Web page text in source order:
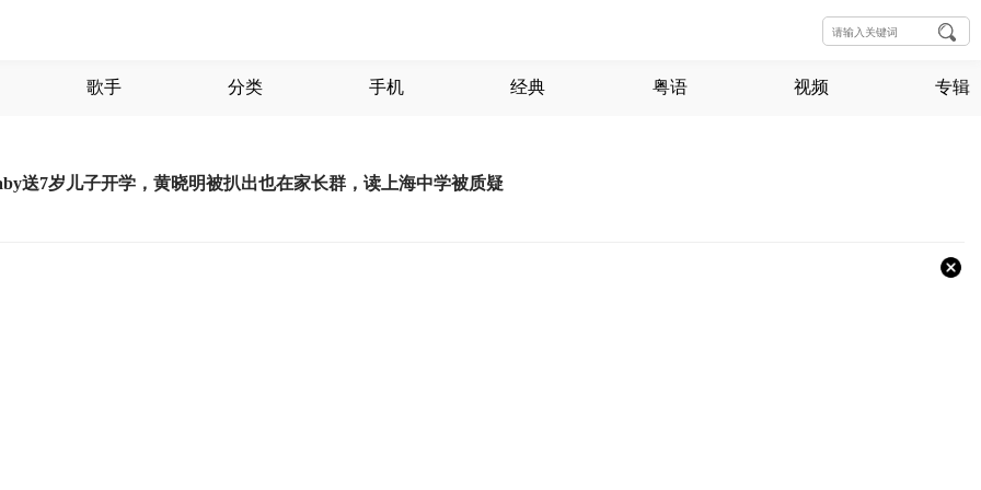
歌手 分类 手机 经典 粤语 视频 专辑
送7岁儿子开学，黄晓明被扒出也在家长群，读上海中学被质疑